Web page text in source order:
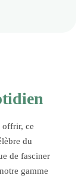
offrir, ce
du
de fasciner
gamme